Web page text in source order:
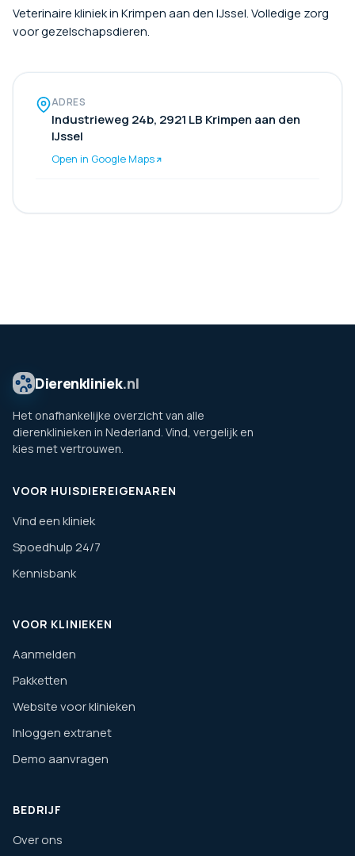
Veterinaire kliniek in Krimpen aan den IJssel. Volledige zorg
voor gezelschapsdieren.
ADRES
Industrieweg 24b, 2921 LB Krimpen aan den
IJssel
Open in Google Maps
Dierenkliniek.nl
Het onafhankelijke overzicht van alle
dierenklinieken in Nederland. Vind, vergelijk en
kies met vertrouwen.
VOOR HUISDIEREIGENAREN
Vind een kliniek
Spoedhulp 24/7
Kennisbank
VOOR KLINIEKEN
Aanmelden
Pakketten
Website voor klinieken
Inloggen extranet
Demo aanvragen
BEDRIJF
Over ons